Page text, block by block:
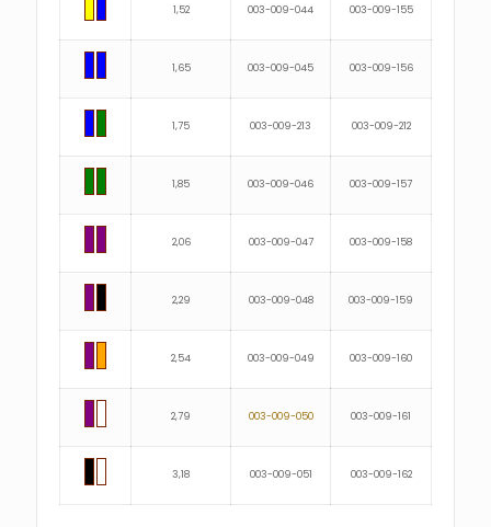
1,52 003-009-044 003-009-155
1,65 003-009-045 003-009-156
1,75 003-009-213 003-009-212
1,85 003-009-046 003-009-157
2,06 003-009-047 003-009-158
2,29 003-009-048 003-009-159
2,54 003-009-049 003-009-160
2,79 003-009-050 003-009-161
3,18 003-009-051 003-009-162